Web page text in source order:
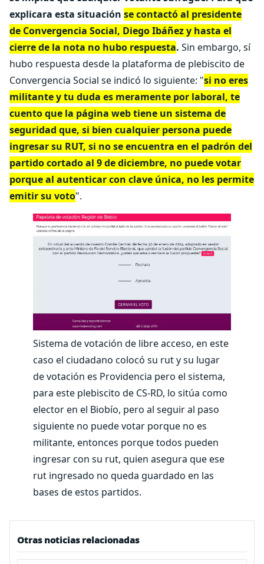
explicara esta situación se contactó al presidente
de Convergencia Social, Diego Ibáñez y hasta el
cierre de la nota no hubo respuesta. Sin embargo, sí
hubo respuesta desde la plataforma de plebiscito de
Convergencia Social se indicó lo siguiente: "si no eres
militante y tu duda es meramente por laboral, te
cuento que la página web tiene un sistema de
seguridad que, si bien cualquier persona puede
ingresar su RUT, si no se encuentra en el padrón del
partido cortado al 9 de diciembre, no puede votar
porque al autenticar con clave única, no les permite
emitir su voto".
Sistema de votación de libre acceso, en este
caso el ciudadano colocó su rut y su lugar
de votación es Providencia pero el sistema,
para este plebiscito de CS-RD, lo sitúa como
elector en el Biobío, pero al seguir al paso
siguiente no puede votar porque no es
militante, entonces porque todos pueden
ingresar con su rut, quien asegura que ese
rut ingresado no queda guardado en las
bases de estos partidos.
Otras noticias relacionadas